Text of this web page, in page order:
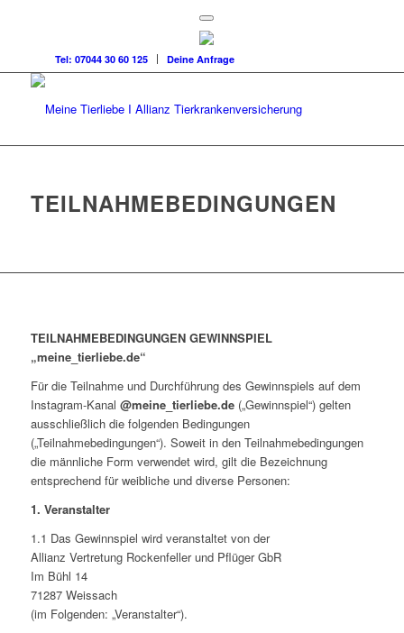
Tel: 07044 30 60 125 Deine Anfrage
TEILNAHMEBEDINGUNGEN
TEILNAHMEBEDINGUNGEN GEWINNSPIEL
„meine_tierliebe.de“
Für die Teilnahme und Durchführung des Gewinnspiels auf dem
Instagram-Kanal @meine_tierliebe.de(„Gewinnspiel“) gelten
ausschließlich die folgenden Bedingungen
(„Teilnahmebedingungen“). Soweit in den Teilnahmebedingungen
die männliche Form verwendet wird, gilt die Bezeichnung
entsprechend für weibliche und diverse Personen:
1. Veranstalter
1.1 Das Gewinnspiel wird veranstaltet von der
Allianz Vertretung Rockenfeller und Pflüger GbR
Im Bühl 14
71287 Weissach
(im Folgenden: „Veranstalter“).